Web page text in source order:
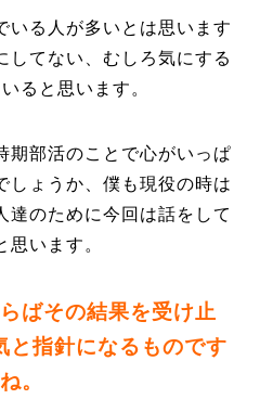
いる人が多いとは思います
してない、むしろ気にする
ると思います。
期部活のことで心がいっぱ
しょうか、僕も現役の時は
達のために今回は話をして
思います。
ばその結果を受け止
と指針になるものです
。